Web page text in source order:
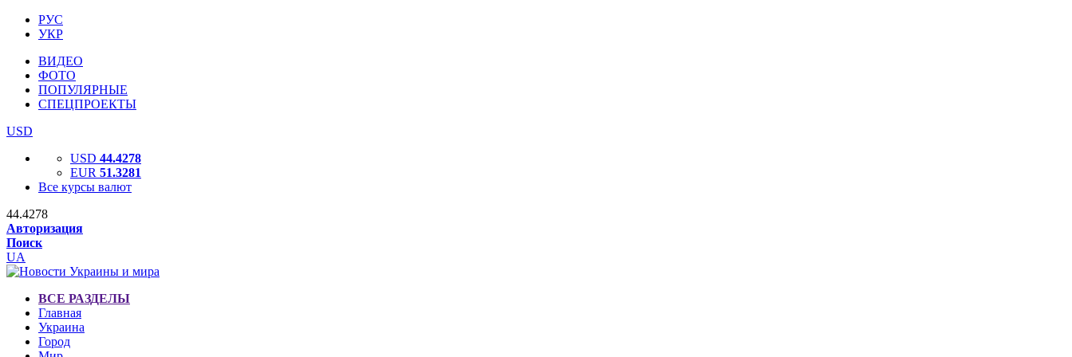
РУС
УКР
ВИДЕО
ФОТО
ПОПУЛЯРНЫЕ
СПЕЦПРОЕКТЫ
USD
USD 44.4278
EUR 51.3281
Все курсы валют
44.4278
Авторизация
Поиск
UA
ВСЕ РАЗДЕЛЫ
Главная
Украина
Город